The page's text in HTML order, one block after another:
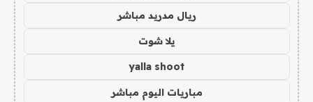
ريال مدريد مباشر
يلا شوت
yalla shoot
مباريات اليوم مباشر